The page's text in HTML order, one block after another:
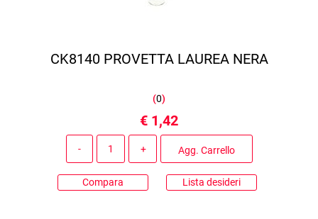
CK8140 PROVETTA LAUREA NERA
(0)
€ 1,42
Agg. Carrello
Compara Lista desideri